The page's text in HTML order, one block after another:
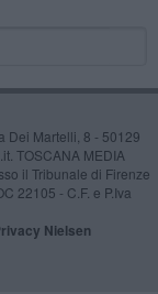
Dei Martelli, 8 - 50129
TOSCANA MEDIA
il Tribunale di Firenze
22105 - C.F. e P.Iva
Nielsen